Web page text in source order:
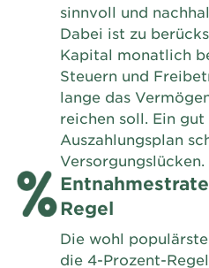
sinnvoll und
Dabei ist zu
Kapital monatlich
Steuern und
lange das
reichen soll. Ein
Auszahlungsplan
Versorgungslücken.
Regel
Die wohl
die 4-Prozent-